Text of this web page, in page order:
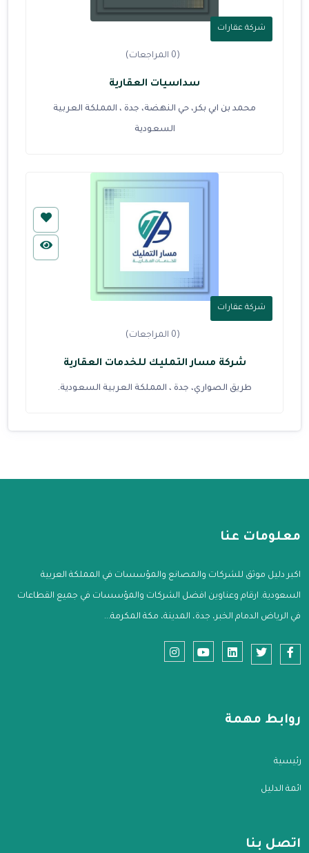
شركة عقارات
(0 المراجعات)
سداسيات العقارية
محمد بن ابي بكر، حي النهضة، جدة ، المملكة العربية
السعودية
شركة عقارات
(0 المراجعات)
شركة مسار التمليك للخدمات العقارية
طريق الصواري، جدة ، المملكة العربية السعودية.
معلومات عنا
اكبر دليل موثق للشركات والمصانع والمؤسسات في المملكة العربية
السعودية. ارقام وعناوين افضل الشركات والمؤسسات في جميع القطاعات
في الرياض الدمام الخبر، جدة، المدينة، مكة المكرمة...
روابط مهمة
الرئيسية
قائمة الدليل
اتصل بنا